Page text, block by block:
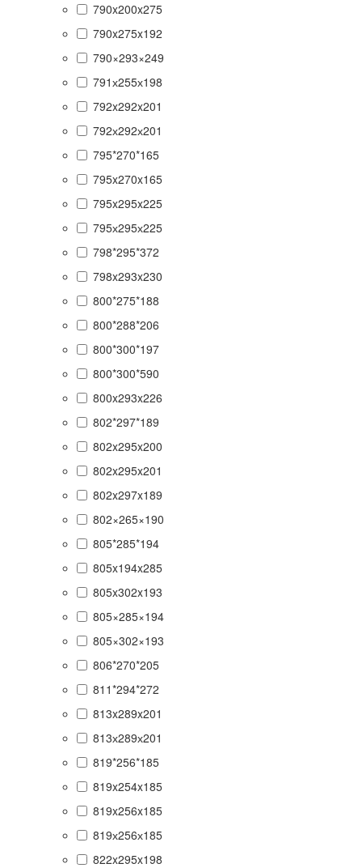
790x200x275
790x275x192
790×293×249
791х255х198
792x292x201
792х292х201
795*270*165
795x270x165
795x295x225
795х295х225
798*295*372
798x293x230
800*275*188
800*288*206
800*300*197
800*300*590
800x293x226
802*297*189
802x295x200
802x295x201
802x297x189
802×265×190
805*285*194
805x194x285
805x302x193
805×285×194
805×302×193
806*270*205
811*294*272
813x289x201
813х289х201
819*256*185
819x254x185
819x256x185
819х256х185
822x295x198